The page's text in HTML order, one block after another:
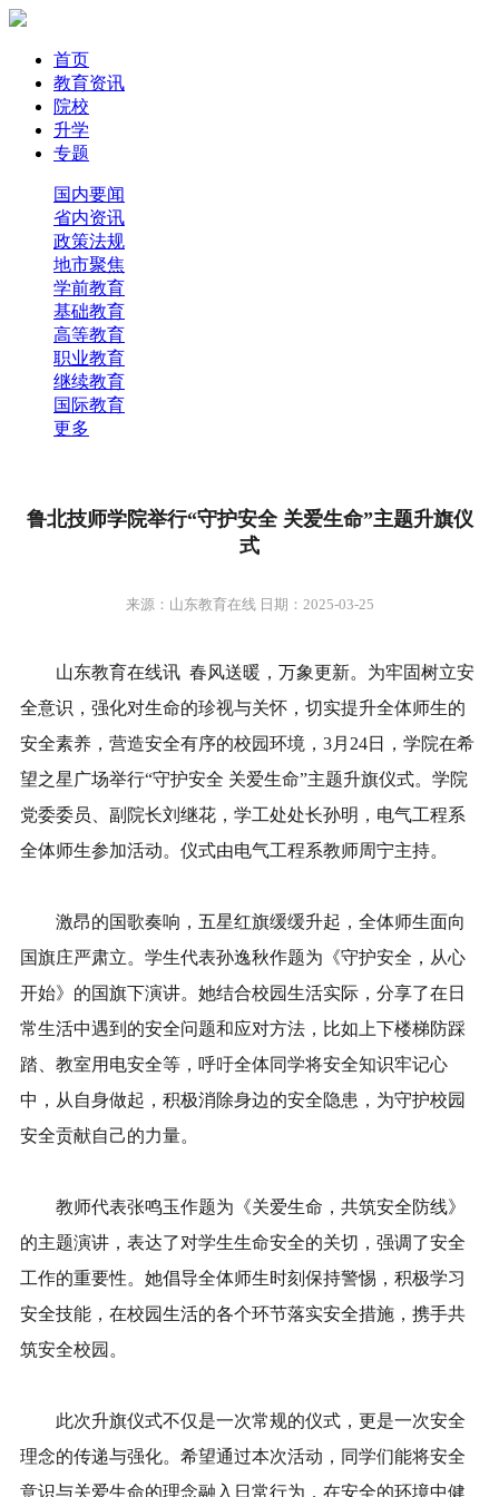
首页
教育资讯
院校
升学
专题
国内要闻
省内资讯
政策法规
地市聚焦
学前教育
基础教育
高等教育
职业教育
继续教育
国际教育
更多
鲁北技师学院举行“守护安全 关爱生命”主题升旗仪
式
来源：山东教育在线 日期：2025-03-25
山东教育在线讯 春风送暖，万象更新。为牢固树立安
全意识，强化对生命的珍视与关怀，切实提升全体师生的
安全素养，营造安全有序的校园环境，3月24日，学院在希
望之星广场举行“守护安全 关爱生命”主题升旗仪式。学院
党委委员、副院长刘继花，学工处处长孙明，电气工程系
全体师生参加活动。仪式由电气工程系教师周宁主持。
激昂的国歌奏响，五星红旗缓缓升起，全体师生面向
国旗庄严肃立。学生代表孙逸秋作题为《守护安全，从心
开始》的国旗下演讲。她结合校园生活实际，分享了在日
常生活中遇到的安全问题和应对方法，比如上下楼梯防踩
踏、教室用电安全等，呼吁全体同学将安全知识牢记心
中，从自身做起，积极消除身边的安全隐患，为守护校园
安全贡献自己的力量。
教师代表张鸣玉作题为《关爱生命，共筑安全防线》
的主题演讲，表达了对学生生命安全的关切，强调了安全
工作的重要性。她倡导全体师生时刻保持警惕，积极学习
安全技能，在校园生活的各个环节落实安全措施，携手共
筑安全校园。
此次升旗仪式不仅是一次常规的仪式，更是一次安全
理念的传递与强化。希望通过本次活动，同学们能将安全
意识与关爱生命的理念融入日常行为，在安全的环境中健